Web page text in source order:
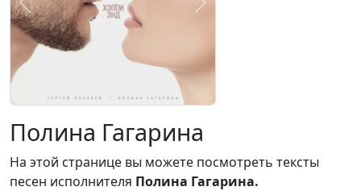
Предыдущее Следующее
Полина Гагарина
На этой странице вы можете посмотреть тексты
песен исполнителя Полина Гагарина.